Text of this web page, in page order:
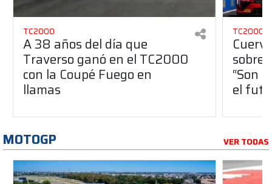
TC2000
A 38 años del día que
Traverso ganó en el TC2000
con la Coupé Fuego en
llamas
TC2000
sobre
“Son
el
MOTOGP VER TODAS